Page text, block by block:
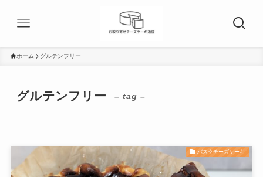
ホーム グルテンフリー
グルテンフリー – tag –
バスクチーズケーキ